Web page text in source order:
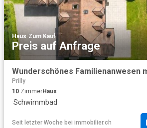
Haus·Zum Kauf
Preis auf Anfrage
Prilly
10 ZimmerHaus
·Schwimmbad
Seit letzter Woche bei immobilier.ch